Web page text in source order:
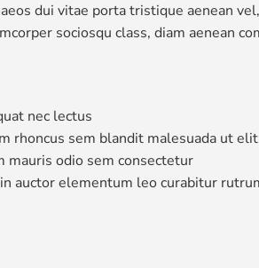
dui vitae porta tristique aenean
sociosqu class, diam aenean
nec lectus
rhoncus sem blandit malesuada ut elit
mauris odio sem consectetur
auctor elementum leo curabitur